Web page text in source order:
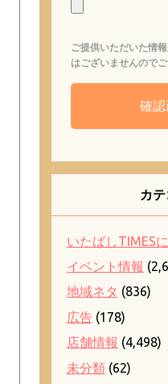
ご提供いただいた情
はございませんのでご
カ
いたばしTIMES
イベント情報
地域ネタ (836)
広告(178)
店舗情報 (4,498)
未分類(62)